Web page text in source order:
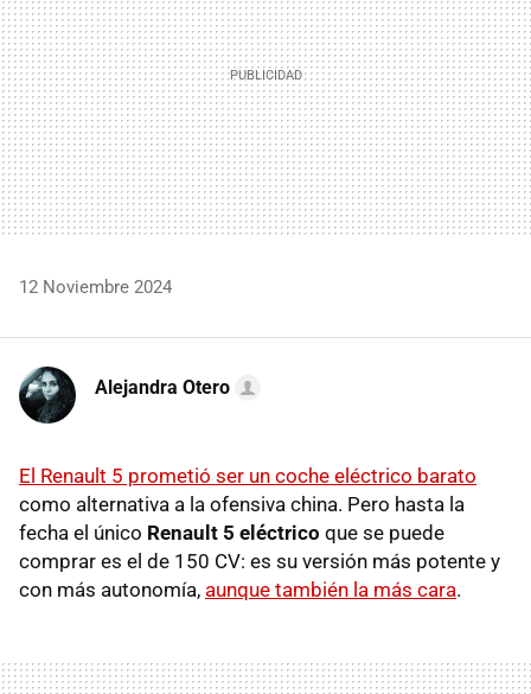
12 Noviembre 2024
Alejandra Otero
El Renault 5 prometió ser un coche eléctrico barato
como alternativa a la ofensiva china. Pero hasta la
fecha el único Renault 5 eléctrico que se puede
comprar es el de 150 CV: es su versión más potente y
con más autonomía, aunque también la más cara.